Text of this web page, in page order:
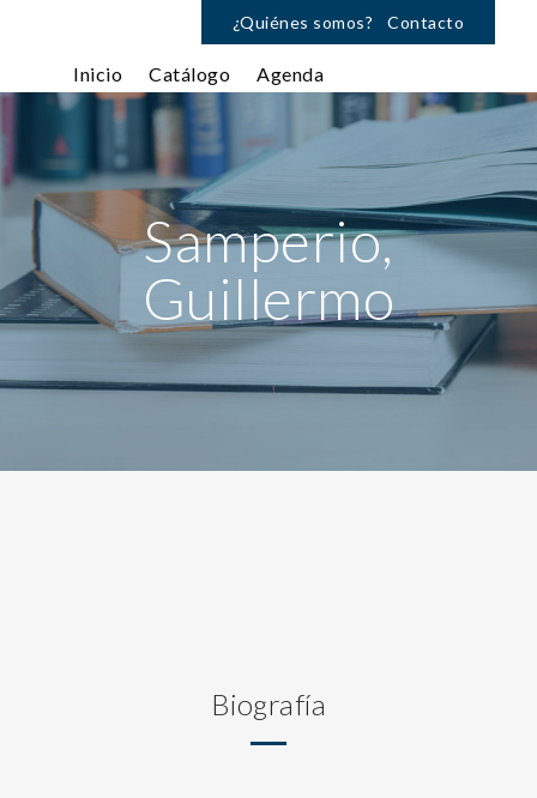
¿Quiénes somos? Contacto
Inicio Catálogo Agenda
Samperio,
Guillermo
Biografía